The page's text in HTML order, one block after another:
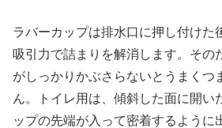
ラバーカップは排水口に押し付けた
吸引力で詰まりを解消します。その
がしっかりかぶさらないとうまくつ
ん。トイレ用は、傾斜した面に開い
ップの先端が入って密着するように